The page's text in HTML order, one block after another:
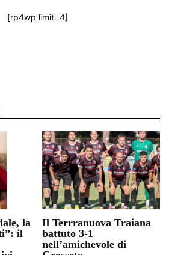
la
il
Il Terrranuova Traiana
battuto 3-1
nell’amichevole di
[rp4wp limit=4]